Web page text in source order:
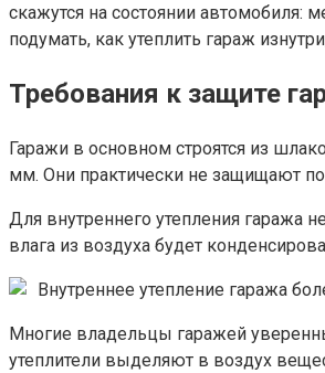
скажутся на состоянии автомобиля:
подумать, как утеплить гараж
Требования к защите
Гаражи в основном строятся из
мм. Они практически не защищают
Для внутреннего утепления гаража
влага из воздуха будет
Внутреннее утепление гаража
Многие владельцы гаражей
утеплители выделяют в воздух